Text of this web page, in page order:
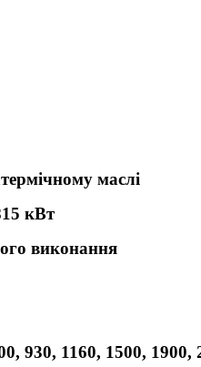
маслі
кВт
виконання
930, 1160, 1500, 1900,